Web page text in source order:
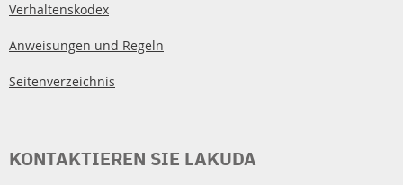
Verhaltenskodex
Anweisungen und Regeln
Seitenverzeichnis
KONTAKTIEREN SIE LAKUDA